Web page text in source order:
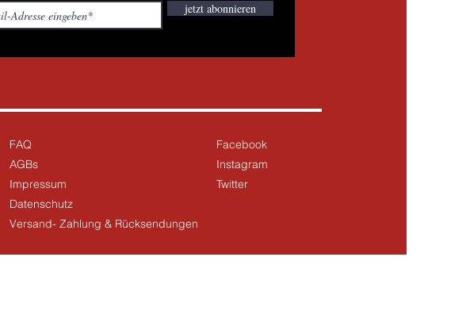
jetzt abonnieren
FAQ
AGBs
Impressum
Facebook
Instagram
Twitter
Datenschutz
Versand- Zahlung & Rücksendungen